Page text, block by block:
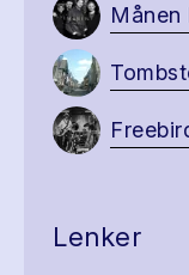
Månen
Lenker